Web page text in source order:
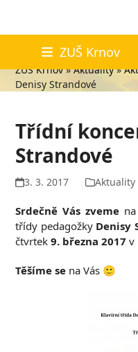
content
ZUŠ Krnov
Aktuality
ZUŠ Krnov»Aktuality»
Denisy Strandové
Třídní
Strandové
3. 3. 2017 Aktuality
Srdečně Vás zveme
třídy pedagožky Denisy
čtvrtek9. března 2017 v
Těšíme se na Vás 🙂